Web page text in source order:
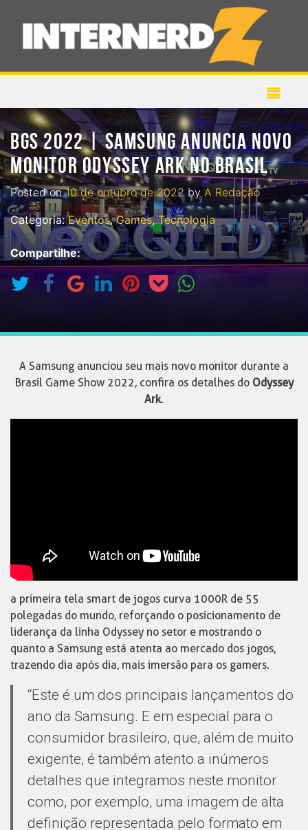
BGS 2022 | SAMSUNG ANUNCIA NOVO
MONITOR ODYSSEY ARK NO BRASIL
Posted on10 de outubro de 2022byA Redação
Categoria:Eventos,Games,Tecnologia
Compartilhe:
A Samsung anunciou seu mais novo monitor durante a
Brasil Game Show 2022, confira os detalhes do Odyssey
Ark.
a primeira tela smart de jogos curva 1000R de 55
polegadas do mundo, reforçando o posicionamento de
liderança da linha Odyssey no setor e mostrando o
quanto a Samsung está atenta ao mercado dos jogos,
trazendo dia após dia, mais imersão para os gamers.
“Este é um dos principais lançamentos do
ano da Samsung. E em especial para o
consumidor brasileiro, que, além de muito
exigente, é também atento a inúmeros
detalhes que integramos neste monitor
como, por exemplo, uma imagem de alta
definição representada pelo formato em